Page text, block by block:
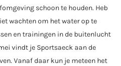
schoon te houden. Heb
wachten om het water op te
en trainingen in de buitenlucht
vindt je Sportsaeck aan de
Vanaf daar kun je meteen het